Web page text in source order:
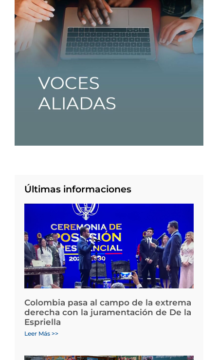
Últimas informaciones
Colombia pasa al campo de la extrema
derecha con la juramentación de De la
Espriella
Leer Más >>